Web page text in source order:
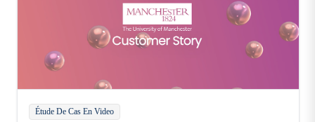
Étude De Cas En Video